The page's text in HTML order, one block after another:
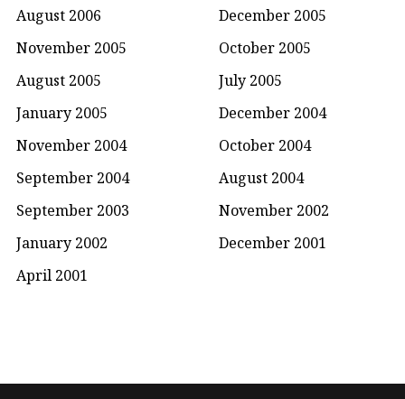
August 2006
December 2005
November 2005
October 2005
August 2005
July 2005
January 2005
December 2004
November 2004
October 2004
September 2004
August 2004
September 2003
November 2002
January 2002
December 2001
April 2001